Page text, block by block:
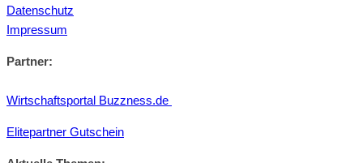
Datenschutz
Impressum
Partner:
Wirtschaftsportal Buzzness.de
Elitepartner Gutschein